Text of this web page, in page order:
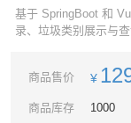
基于 SpringBoot 和
录、垃圾类别展示与
商品售价 ¥
商品库存 1000